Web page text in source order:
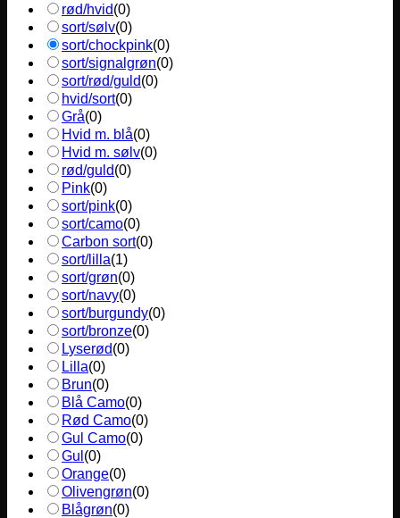
rød/hvid(0)
sort/sølv(0)
sort/chockpink(0)
sort/signalgrøn(0)
sort/rød/guld(0)
hvid/sort(0)
Grå(0)
Hvid m. blå(0)
Hvid m. sølv(0)
rød/guld(0)
Pink(0)
sort/pink(0)
sort/camo(0)
Carbon sort(0)
sort/lilla(1)
sort/grøn(0)
sort/navy(0)
sort/burgundy(0)
sort/bronze(0)
Lyserød(0)
Lilla(0)
Brun(0)
Blå Camo(0)
Rød Camo(0)
Gul Camo(0)
Gul (0)
Orange(0)
Olivengrøn(0)
Blågrøn(0)